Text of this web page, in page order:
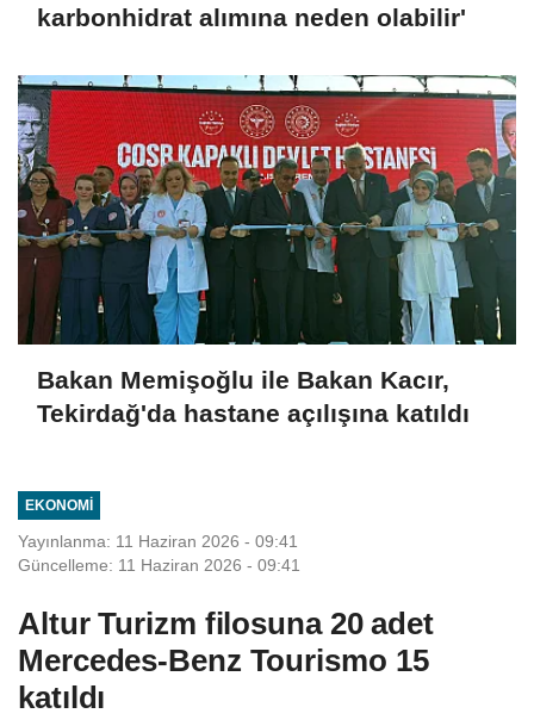
karbonhidrat alımına neden olabilir'
Bakan Memişoğlu ile Bakan Kacır,
Tekirdağ'da hastane açılışına katıldı
EKONOMI
Yayınlanma: 11 Haziran 2026 - 09:41
Güncelleme: 11 Haziran 2026 - 09:41
Altur Turizm filosuna 20 adet
Mercedes-Benz Tourismo 15
katıldı